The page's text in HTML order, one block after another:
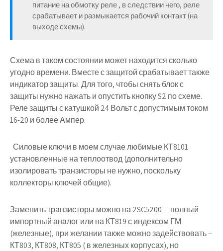
питание на обмотку реле , в следствии чего, реле
срабатывает и размыкается рабочий контакт (на
выходе схемы).
Схема в таком состоянии может находится сколько
угодно времени. Вместе с защитой срабатывает также
индикатор защиты. Для того, чтобы снять блок с
защиты нужно нажать и опустить кнопку S2 по схеме.
Реле защиты с катушкой 24 Вольт с допустимым током
16-20 и более Ампер.
Силовые ключи в моем случае любимые КТ8101
установленные на теплоотвод (дополнительно
изолировать транзисторы не нужно, поскольку
коллекторы ключей общие).
Заменить транзисторы можно на 2SC5200 – полный
импортный аналог или на КТ819 с индексом ГМ
(железные), при желании также можно задействовать –
КТ803, КТ808, КТ805 ( в железных корпусах), но